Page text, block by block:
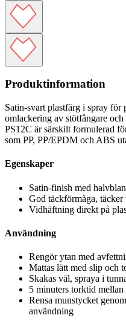
Produktinformation
Satin-svart plastfärg i spray för
omlackering av stötfångare
PS12C är särskilt formulerad
som PP, PP/EPDM och ABS
Egenskaper
Satin-finish med
God täckförmåga,
Vidhäftning direkt på
Användning
Rengör ytan med
Mattas lätt med slip och
Skakas väl, spraya i
5 minuters torktid mellan
Rensa munstycket
användning